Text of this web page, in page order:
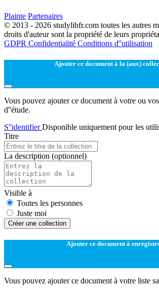
Plainte Partenaires
© 2013 - 2026 studylibfr.com toutes les autres
droits d'auteur sont la propriété de leurs
GDPR Confidentialité Conditions d''utilisation
Ajouter ce document à la (aux)
Vous pouvez ajouter ce document à votre ou
d''étude.
S''identifierDisponible uniquement pour les
Titre
La description (optionnel)
Visible à
Toutes les personnes
Juste moi
Créer une collection
Ajouter ce document à
Vous pouvez ajouter ce document à votre liste